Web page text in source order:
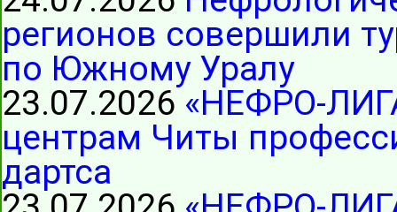
регионов совершили
по Южному Уралу
23.07.2026 «НЕФРО-
центрам Читы
дартса